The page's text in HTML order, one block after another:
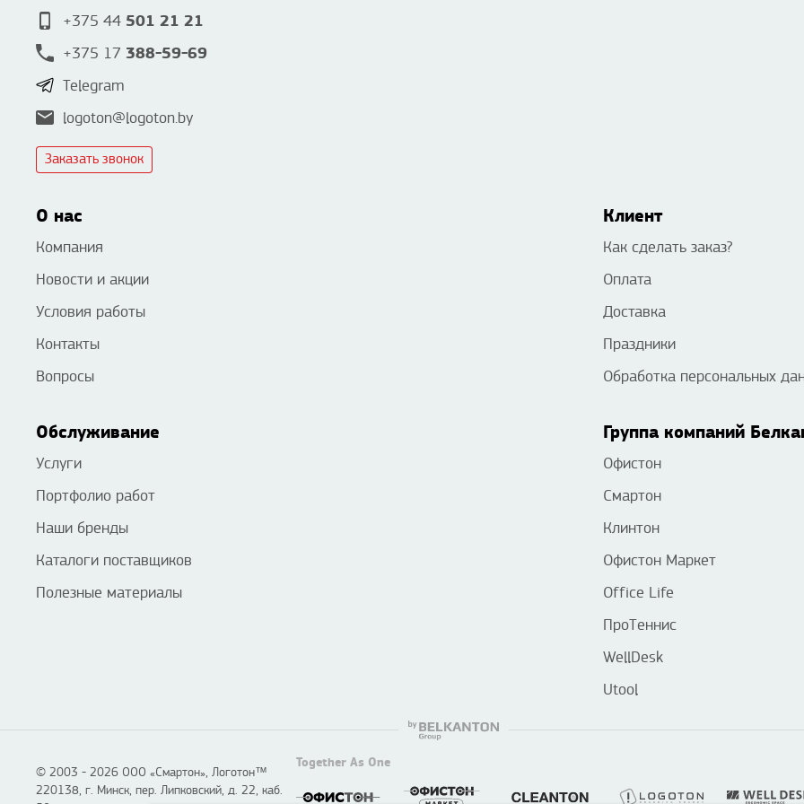
+375 44 501 21 21
+375 17 388-59-69
Telegram
logoton@logoton.by
Заказать звонок
О нас
Компания
Новости и акции
Условия работы
Контакты
Вопросы
Клиент
Как сделать заказ?
Оплата
Доставка
Праздники
Обработка персональных
Обслуживание
Услуги
Портфолио работ
Наши бренды
Каталоги поставщиков
Полезные материалы
Группа компаний
Офистон
Смартон
Клинтон
Офистон Маркет
Office Life
ПроТеннис
WellDesk
Utool
© 2003 - 2026 ООО «Смартон», Логотон™
220138, г. Минск, пер. Липковский, д. 22, каб.
Together As One